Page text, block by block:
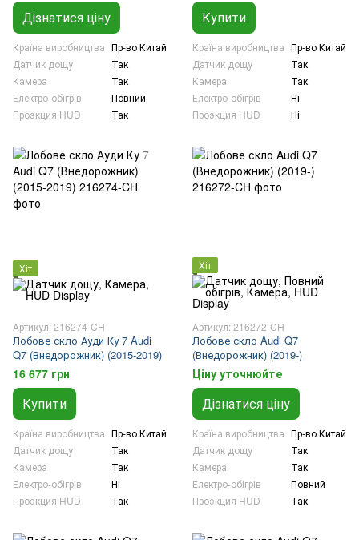
Дізнатися ціну
Країна виробництва Пр-во Китай
Датчик дощу
Так
Камера
Так
Електро-обігрів
Повний
Проэкция HUD
Так
Купити
Країна виробництва Пр-во Китай
Датчик дощу
Так
Камера
Так
Електро-обігрів
Ні
Проэкция HUD
Ні
Хіт
Артикул: 216274-CH
Лобове скло Ауди Ку 7 Audi
Q7 (Внедорожник) (2015-2019)
16 677 грн
Купити
Країна виробництва Пр-во Китай
Датчик дощу
Так
Камера
Так
Електро-обігрів
Ні
Проэкция HUD
Так
Хіт
Артикул: 216272-CH
Лобове скло Audi Q7
(Внедорожник) (2019-)
Ціну уточнюйте
Дізнатися ціну
Країна виробництва Пр-во Китай
Датчик дощу
Так
Камера
Так
Електро-обігрів
Повний
Проэкция HUD
Так